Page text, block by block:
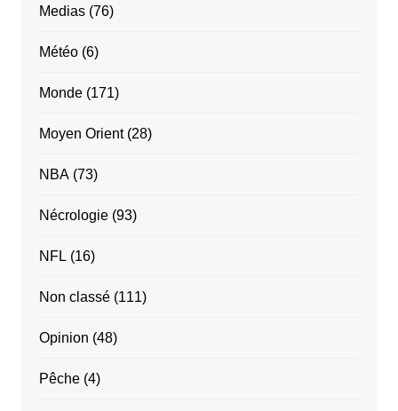
Medias(76)
Météo(6)
Monde(171)
Moyen Orient(28)
NBA(73)
Nécrologie(93)
NFL (16)
Non classé(111)
Opinion (48)
Pêche(4)